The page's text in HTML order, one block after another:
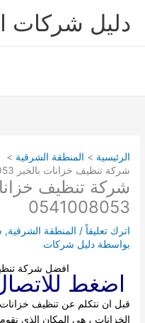
دليل شركات
الرئيسية
المنطقة الشرقية
شركة تنظيف خزانات بالخبر 0541008053
شركة تنظيف
0541008053
اترك تعليقاً / المنطقة الشرقية,
بواسطة دليل شركات
افضل شركة
اضغط للاتصال
قبل ان نتكلم عن تنظيف خزانات
الخزانات ، هى المكان الذى